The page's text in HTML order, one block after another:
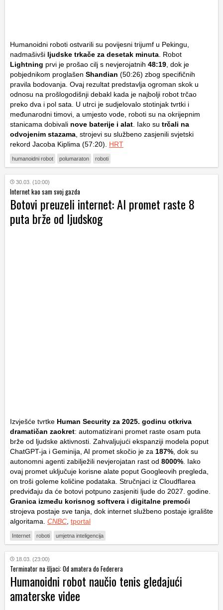
Humanoidni roboti ostvarili su povijesni trijumf u Pekingu,
nadmašivši ljudske trkače za desetak minuta . Robot
Lightning prvi je prošao cilj s nevjerojatnih 48:19 , dok je
pobjednikom proglašen Shandian (50:26) zbog specifičnih
pravila bodovanja. Ovaj rezultat predstavlja ogroman skok u
odnosu na prošlogodišnji debakl kada je najbolji robot trčao
preko dva i pol sata. U utrci je sudjelovalo stotinjak tvrtki i
međunarodni timovi, a umjesto vode, roboti su na okrijepnim
stanicama dobivali nove baterije i alat . Iako su trčali na
odvojenim stazama , strojevi su službeno zasjenili svjetski
rekord Jacoba Kiplima (57:20). HRT
humanoidni robot polumaraton roboti
30.03. (10:00)
Internet kao sam svoj gazda
Botovi preuzeli internet: AI promet raste 8
puta brže od ljudskog
Izvješće tvrtke Human Security za 2025. godinu otkriva
dramatičan zaokret: automatizirani promet raste osam puta
brže od ljudske aktivnosti. Zahvaljujući ekspanziji modela poput
ChatGPT-ja i Geminija, AI promet skočio je za 187% , dok su
autonomni agenti zabilježili nevjerojatan rast od 8000% . Iako
ovaj promet uključuje korisne alate poput Googleovih pregleda,
on troši goleme količine podataka. Stručnjaci iz Cloudflarea
predviđaju da će botovi potpuno zasjeniti ljude do 2027. godine.
Granica između korisnog softvera i digitalne premoći
strojeva postaje sve tanja, dok internet službeno postaje igralište
algoritama. CNBC tportal
Internet roboti umjetna inteligencija
18.03. (23:00)
Terminator na šljaci: Od amatera do Federera
Humanoidni robot naučio tenis gledajući
amaterske videe